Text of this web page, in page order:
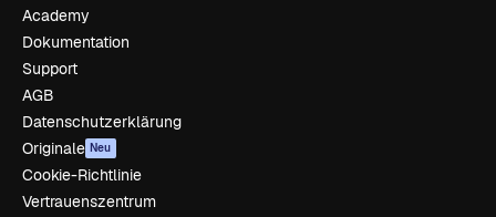
Academy
Dokumentation
Support
AGB
Datenschutzerklärung
Originale Neu
Cookie-Richtlinie
Vertrauenszentrum